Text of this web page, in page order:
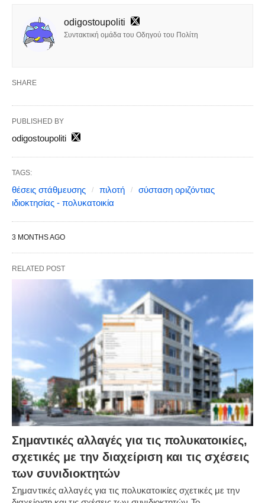
odigostoupoliti
Συντακτική ομάδα του Οδηγού του Πολίτη
SHARE
PUBLISHED BY
odigostoupoliti
TAGS:
θέσεις στάθμευσης πιλοτή
σύσταση οριζόντιας
ιδιοκτησίας - πολυκατοικία
3 MONTHS AGO
RELATED POST
Σημαντικές αλλαγές για τις πολυκατοικίες,
σχετικές με την διαχείριση και τις σχέσεις
των συνιδιοκτητών
Σημαντικές αλλαγές για τις πολυκατοικίες σχετικές με την